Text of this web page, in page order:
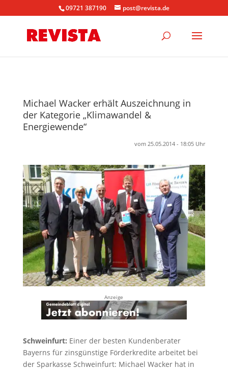
09721 387190 post@revista.de
Michael Wacker erhält Auszeichnung in
der Kategorie „Klimawandel &
Energiewende“
vom 25.05.2014 - 18:05 Uhr
Anzeige
Schweinfurt: Einer der besten Kundenberater
Bayerns für zinsgünstige Förderkredite arbeitet bei
der Sparkasse Schweinfurt: Michael Wacker hat in